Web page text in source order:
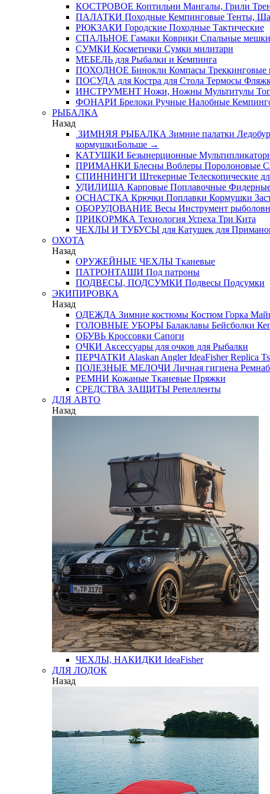
КОСТРОВОЕ Коптильни Мангалы, Грили
ПАЛАТКИ Походные Кемпинговые Тенты,
РЮКЗАКИ Городские Походные Тактические
СПАЛЬНОЕ Гамаки Коврики Спальные мешки
СУМКИ Косметички Сумки милитари
МЕБЕЛЬ для Рыбалки и Кемпинга
ПОХОДНОЕ Бинокли Компасы Треккинговые
ПОСУДА для Костра для Стола Термосы
ИНСТРУМЕНТ Ножи, Ножны Мультитулы
ФОНАРИ Брелоки Ручные Налобные
РЫБАЛКА
Назад
ЗИМНЯЯ РЫБАЛКА Зимние палатки
кормушкиБольше →
КАТУШКИ Безынерционные
ПРИМАНКИ Блесны Воблеры Поролоновые
СПИННИНГИ Штекерные Телескопические
УДИЛИЩА Карповые Поплавочные
ОСНАСТКА Крючки Поплавки Кормушки
ОБОРУДОВАНИЕ Весы Инструмент
ПРИКОРМКА Технология Успеха Три Кита
ЧЕХЛЫ И ТУБУСЫ для Катушек для
ОХОТА
Назад
ОРУЖЕЙНЫЕ ЧЕХЛЫ Тканевые
ПАТРОНТАШИ Под патроны
ПОДВЕСЫ, ПОДСУМКИ Подвесы Подсумки
ЭКИПИРОВКА
Назад
ОДЕЖДА Зимние костюмы Костюм Горка
ГОЛОВНЫЕ УБОРЫ Балаклавы Бейсболки
ОБУВЬ Кроссовки Сапоги
ОЧКИ Аксессуары для очков для Рыбалки
ПЕРЧАТКИ Alaskan AnglerIdeaFisherReplica
ПОЛЕЗНЫЕ МЕЛОЧИ Личная гигиена
РЕМНИ Кожаные Тканевые Пряжки
СРЕДСТВА ЗАЩИТЫ Репелленты
ДЛЯ АВТО
Назад
ЧЕХЛЫ, НАКИДКИ IdeaFisher
ДЛЯ ЛОДОК
Назад